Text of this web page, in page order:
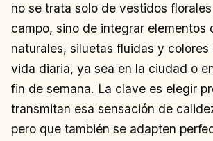
no se trata solo de vestidos
campo, sino de integrar elementos
naturales, siluetas fluidas y colores
vida diaria, ya sea en la ciudad o
fin de semana. La clave es elegir
transmitan esa sensación de
pero que también se adapten